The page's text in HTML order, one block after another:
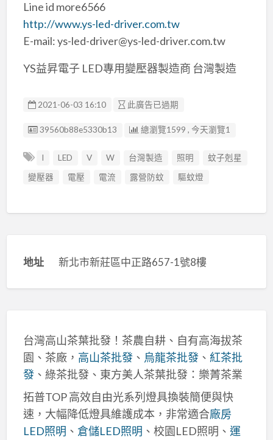
Line id more6566
http://www.ys-led-driver.com.tw
E-mail: ys-led-driver@ys-led-driver.com.tw
YS益昇電子 LED專用變壓器製造商 台灣製造
2021-06-03 16:10 此廣告已過期
廣告编號
39560b88e5330b13 總瀏覽1599 , 今天瀏覽1
I LED V W 台灣製造 照明
蚊子剋星
變壓器
電壓 電流 露營防蚊 驅蚊燈
地址 新北市新莊區中正路657-1號8樓
台灣高山茶葉批發！茶農自耕、自有高海拔茶
園、茶廠， 高山茶批發、 烏龍茶批發、 紅茶批
發、綠茶批發、東方美人茶葉批發：樂菁茶業
拓普TOP 高效自由光系列燈具換裝簡便與快
速，大幅降低燈具維護成本，非常適合廠房
LED照明 、 倉儲LED照明 、校園LED照明、 運